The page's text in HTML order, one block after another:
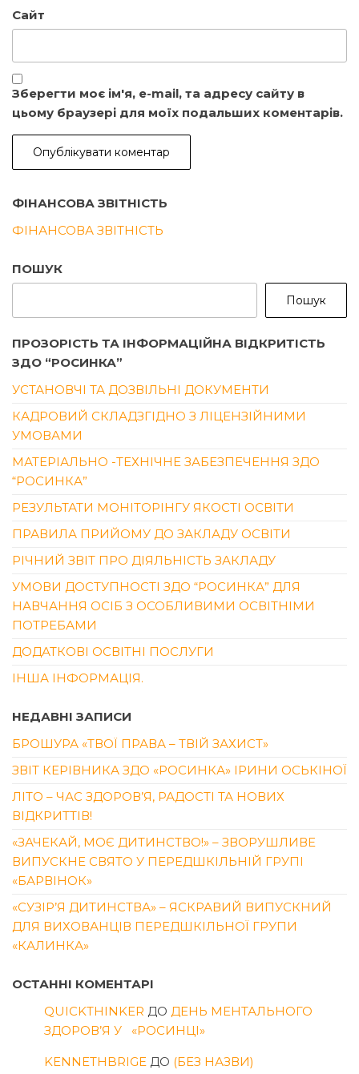
Сайт
Зберегти моє ім'я, e-mail, та адресу сайту в
цьому браузері для моїх подальших коментарів.
ФІНАНСОВА ЗВІТНІСТЬ
ФІНАНСОВА ЗВІТНІСТЬ
ПОШУК
Пошук
ПРОЗОРІСТЬ ТА ІНФОРМАЦІЙНА ВІДКРИТІСТЬ
ЗДО “РОСИНКА”
УСТАНОВЧІ ТА ДОЗВІЛЬНІ ДОКУМЕНТИ
КАДРОВИЙ СКЛАДЗГІДНО З ЛІЦЕНЗІЙНИМИ
УМОВАМИ
МАТЕРІАЛЬНО -ТЕХНІЧНЕ ЗАБЕЗПЕЧЕННЯ ЗДО
“РОСИНКА”
РЕЗУЛЬТАТИ МОНІТОРІНГУ ЯКОСТІ ОСВІТИ
ПРАВИЛА ПРИЙОМУ ДО ЗАКЛАДУ ОСВІТИ
РІЧНИЙ ЗВІТ ПРО ДІЯЛЬНІСТЬ ЗАКЛАДУ
УМОВИ ДОСТУПНОСТІ ЗДО “РОСИНКА” ДЛЯ
НАВЧАННЯ ОСІБ З ОСОБЛИВИМИ ОСВІТНІМИ
ПОТРЕБАМИ
ДОДАТКОВІ ОСВІТНІ ПОСЛУГИ
ІНША ІНФОРМАЦІЯ.
НЕДАВНІ ЗАПИСИ
БРОШУРА «ТВОЇ ПРАВА – ТВІЙ ЗАХИСТ»
ЗВІТ КЕРІВНИКА ЗДО «РОСИНКА» ІРИНИ ОСЬКІНОЇ
ЛІТО – ЧАС ЗДОРОВ’Я, РАДОСТІ ТА НОВИХ
ВІДКРИТТІВ!
«ЗАЧЕКАЙ, МОЄ ДИТИНСТВО!» – ЗВОРУШЛИВЕ
ВИПУСКНЕ СВЯТО У ПЕРЕДШКІЛЬНІЙ ГРУПІ
«БАРВІНОК»
«СУЗІР’Я ДИТИНСТВА» – ЯСКРАВИЙ ВИПУСКНИЙ
ДЛЯ ВИХОВАНЦІВ ПЕРЕДШКІЛЬНОЇ ГРУПИ
«КАЛИНКА»
ОСТАННІ КОМЕНТАРІ
QUICKTHINKER ДО ДЕНЬ МЕНТАЛЬНОГО
ЗДОРОВ’Я У «РОСИНЦІ»
KENNETHBRIGE ДО (БЕЗ НАЗВИ)